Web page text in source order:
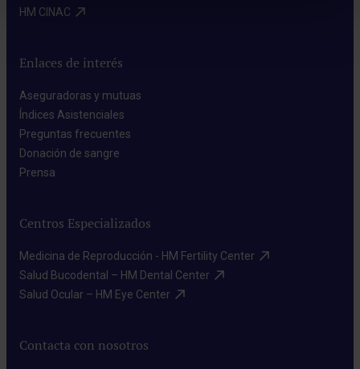
HM CINAC​
Enlaces de interés
Aseguradoras y mutuas​
Índices Asistenciales​
Preguntas frecuentes​
Donación de sangre​
Prensa​
Centros Especializados
Medicina de Reproducción - HM Fertility Center​
Salud Bucodental – HM Dental Center​
Salud Ocular – HM Eye Center​
Contacta con nosotros